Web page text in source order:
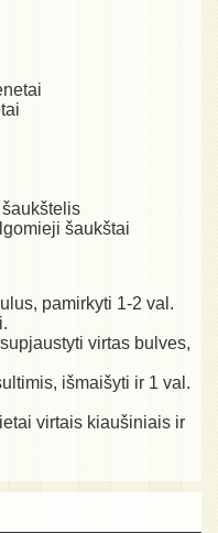
šaukštai
pamirkyti 1-2 val.
virtas bulves,
išmaišyti ir 1 val.
virtais kiaušiniais ir